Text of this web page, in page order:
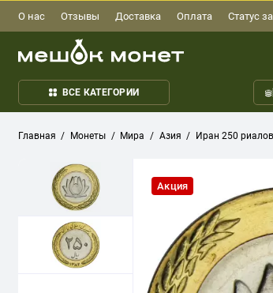
О нас Отзывы Доставка Оплата Статус
ВСЕ КАТЕГОРИИ
Главная Монеты Мира Азия Иран 250
Акция